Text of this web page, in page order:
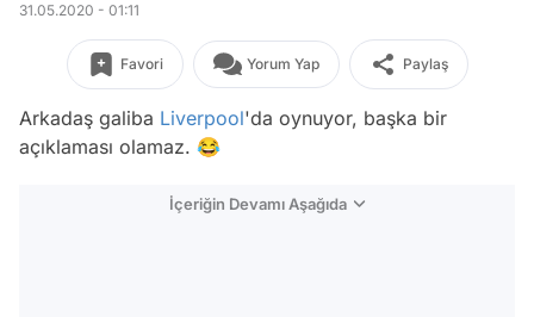
31.05.2020 - 01:11
Favori Yorum Yap Paylaş
Arkadaş galiba Liverpool'da oynuyor, başka bir
açıklaması olamaz. 😂
İçeriğin Devamı Aşağıda